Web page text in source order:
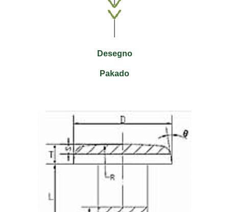
Desegno
Pakado